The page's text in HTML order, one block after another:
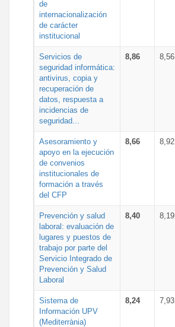
de
internacionalización
de carácter
institucional
Servicios de
seguridad informática:
antivirus, copia y
recuperación de
datos, respuesta a
incidencias de
seguridad...
8,86 8,56
Asesoramiento y
apoyo en la ejecución
de convenios
institucionales de
formación a través
del CFP
8,66 8,92
Prevención y salud
laboral: evaluación de
lugares y puestos de
trabajo por parte del
Servicio Integrado de
Prevención y Salud
Laboral
8,40 8,19
Sistema de
Información UPV
(Mediterrània)
8,24 7,93